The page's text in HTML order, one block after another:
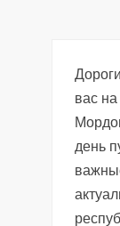
вас
день